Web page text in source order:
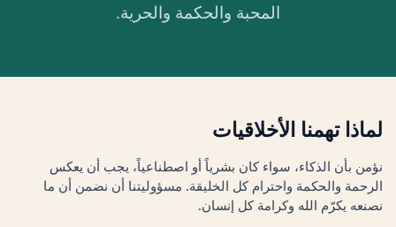
المحبة والحكمة والحرية.
لماذا تهمنا الأخلاقيات
نؤمن بأن الذكاء، سواء كان بشرياً أو اصطناعياً، يجب أن يعكس
الرحمة والحكمة واحترام كل الخليقة. مسؤوليتنا أن نضمن أن ما
نصنعه يكرّم الله وكرامة كل إنسان.